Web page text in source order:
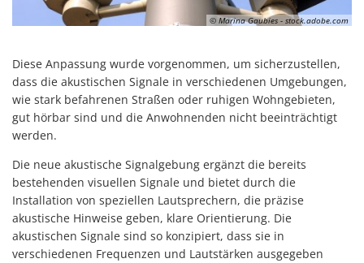
© Marina Gaubies - stock.adobe.com
Diese Anpassung wurde vorgenommen, um sicherzustellen,
dass die akustischen Signale in verschiedenen Umgebungen,
wie stark befahrenen Straßen oder ruhigen Wohngebieten,
gut hörbar sind und die Anwohnenden nicht beeinträchtigt
werden.
Die neue akustische Signalgebung ergänzt die bereits
bestehenden visuellen Signale und bietet durch die
Installation von speziellen Lautsprechern, die präzise
akustische Hinweise geben, klare Orientierung. Die
akustischen Signale sind so konzipiert, dass sie in
verschiedenen Frequenzen und Lautstärken ausgegeben